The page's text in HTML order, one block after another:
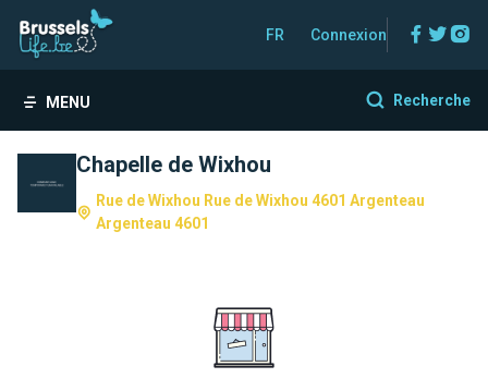
FR Connexion
MENU Recherche
Chapelle de Wixhou
Rue de Wixhou Rue de Wixhou 4601 Argenteau
Argenteau 4601